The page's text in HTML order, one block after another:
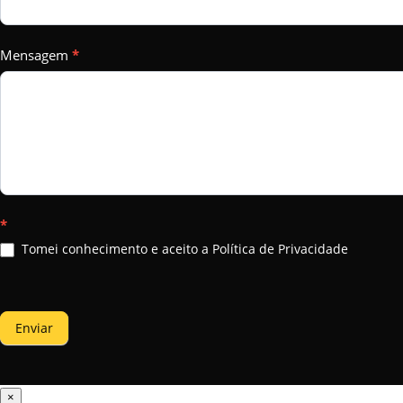
Mensagem *
*
Tomei conhecimento e aceito a Política de Privacidade
Enviar
×